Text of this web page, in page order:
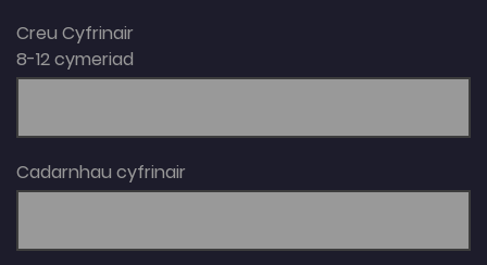
Creu Cyfrinair
8-12 cymeriad
Cadarnhau cyfrinair